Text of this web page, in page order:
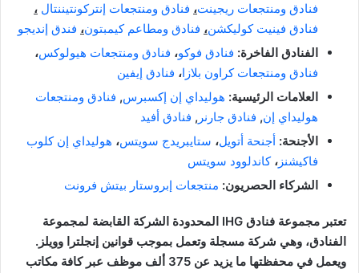
فنادق ومنتجعات ريجينت، فنادق ومنتجعات إنتركونتيننتال ،
فنادق فينيت كوليكشن، فنادق ومطاعم كيمبتون، فندق إنديجو
الفنادق الفاخرة: فنادق فوكو، فنادق ومنتجعات هيولوكس،
فنادق ومنتجعات كراون بلازا، فنادق إيفين
العلامات الرئيسية: هوليداي إن إكسبرس, فنادق ومنتجعات
هوليداي إن, فنادق جارنر , فنادق أفيد
الأجنحة: أجنحة أتويل، ستايبريدج سويتس، هوليداي إن كلوب
فاكيشنز ،كاندلوود سويتس
الشركاء الحصريون: منتجعات إبروستار بيتش فرونت
تعتبر مجموعة فنادق IHG المحدودة الشركة القابضة لمجموعة
الفنادق، وهي شركة مسجلة وتعمل بموجب قوانين إنجلترا وويلز.
ويعمل في محفظتها ما يزيد عن 375 ألف موظف عبر كافة مكاتب